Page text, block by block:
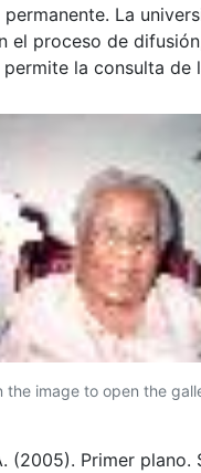
La
el proceso de
la consulta de
the image to open the
(2005). Primer plano.